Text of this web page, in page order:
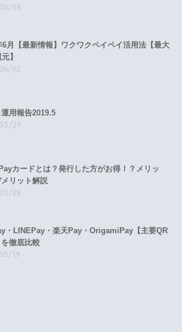
08
6月【最新情報】ワクワクペイペイ活用法【最大
】
02
用報告2019.5
29
カードとは？発行した方がお得！？メリッ
メリット解説
28
・LINEPay・楽天Pay・OrigamiPay【主要QR
徹底比較
19